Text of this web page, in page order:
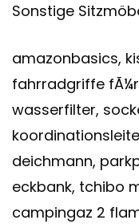
Sonstige
amazonbasics,
fahrradgriffe
wasserfilter,
deichmann,
eckbank, tchibo
campingaz 2